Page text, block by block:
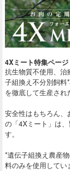
4Xミート特集ページ
抗生物質不使用、
子組換え不分別飼料
を徹底して生産され
安全性はもちろん、
の「4Xミート」は
す。
*遺伝子組換え農産
料のみを使用してい